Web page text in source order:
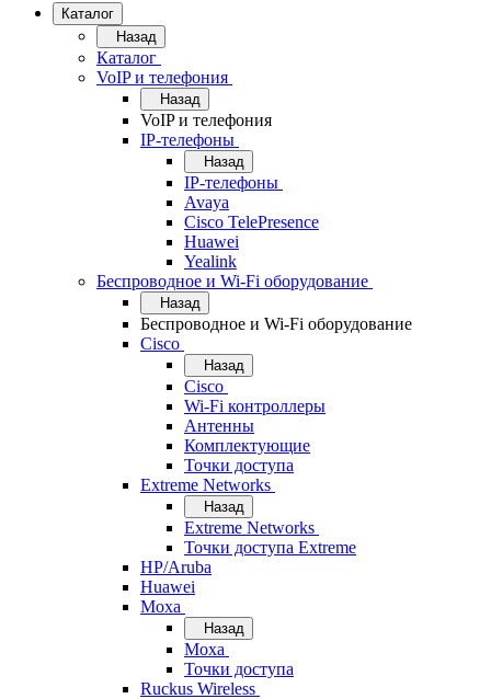
Каталог
Назад
Каталог
VoIP и телефония
Назад
VoIP и телефония
IP-телефоны
Назад
IP-телефоны
Avaya
Cisco TelePresence
Huawei
Yealink
Беспроводное и Wi-Fi оборудование
Назад
Беспроводное и Wi-Fi оборудование
Cisco
Назад
Cisco
Wi-Fi контроллеры
Антенны
Комплектующие
Точки доступа
Extreme Networks
Назад
Extreme Networks
Точки доступа Extreme
HP/Aruba
Huawei
Moxa
Назад
Moxa
Точки доступа
Ruckus Wireless